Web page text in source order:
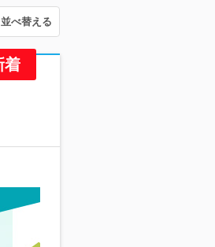
並べ替える